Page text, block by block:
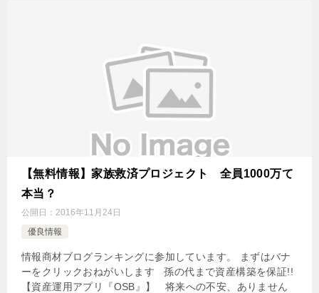
【無料情報】家族救済プロジェクト 全員1000万て
本当？
公開日： 2016年11月24日
優良情報
情報商材ブログランキングに参加しています。 まずはバナ
ーをクリックおねがいします 孫の代まで資産構築を保証!!
【資産運用アプリ『OSB』】 将来への不安、ありません